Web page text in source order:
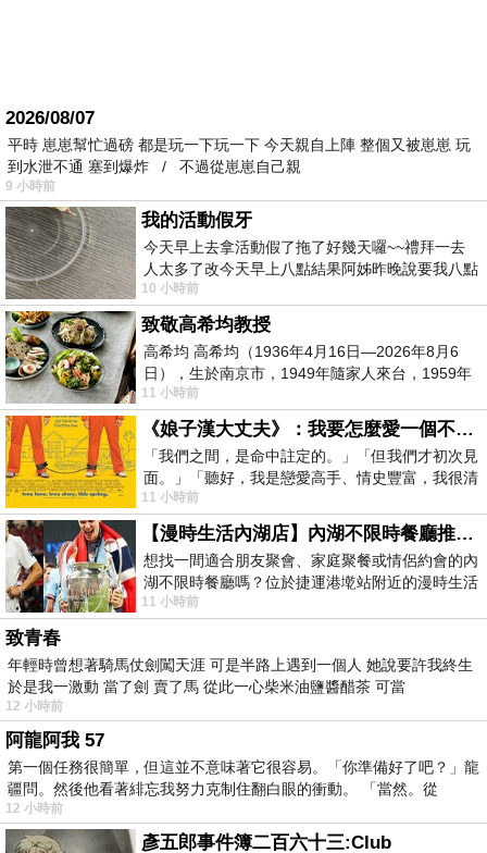
2026/08/07
平時 崽崽幫忙過磅 都是玩一下玩一下 今天親自上陣 整個又被崽崽 玩
到水泄不通 塞到爆炸 / 不過從崽崽自己親
9 小時前
我的活動假牙
今天早上去拿活動假了拖了好幾天囉~~禮拜一去
人太多了改今天早上八點結果阿姊昨晚說要我八點
去西螺農會~回到莿桐都8點半多了
10 小時前
致敬高希均教授
高希均 高希均（1936年4月16日—2026年8月6
日），生於南京市，1949年隨家人來台，1959年
赴美深造並取得經濟發展博士學位。曾任
11 小時前
《娘子漢大丈夫》：我要怎麼愛一個不存在的人？
「我們之間，是命中註定的。」「但我們才初次見
面。」「聽好，我是戀愛高手、情史豐富，我很清
楚這種感覺，你我之間的那種感覺，現
11 小時前
【漫時生活內湖店】內湖不限時餐廳推薦｜捷運港墘站美食，聚餐、約會、家庭聚會首選，正餐甜點一次滿足
想找一間適合朋友聚會、家庭聚餐或情侶約會的內
湖不限時餐廳嗎？位於捷運港墘站附近的漫時生活
內湖店，從捷運站步行約4分鐘即可抵
11 小時前
致青春
年輕時曾想著騎馬仗劍闖天涯 可是半路上遇到一個人 她說要許我終生
於是我一激動 當了劍 賣了馬 從此一心柴米油鹽醬醋茶 可當
12 小時前
阿龍阿我 57
第一個任務很簡單，但這並不意味著它很容易。「你準備好了吧？」龍
疆問。然後他看著緋忘我努力克制住翻白眼的衝動。 「當然。從
12 小時前
彥五郎事件簿二百六十三:Club